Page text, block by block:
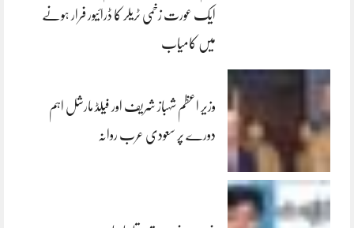
ایک عورت زخمی ٹریلر کا ڈرائیور فرار ہونے
میں کامیاب
وزیر اعظم شہباز شریف اور فیلڈ مارشل اہم
دورے پر سعودی عرب روانہ